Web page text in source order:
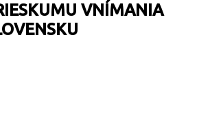
VNÍMANIA